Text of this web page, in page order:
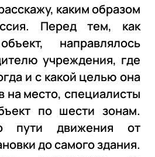
каким образом
Перед тем, как
направлялось
учреждения, где
и с какой целью она
на место, специалисты
по шести зонам.
пути движения от
до самого здания.